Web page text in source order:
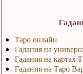
Таро онлайн
Гадания на
Гадания на картах
Гадания на Таро